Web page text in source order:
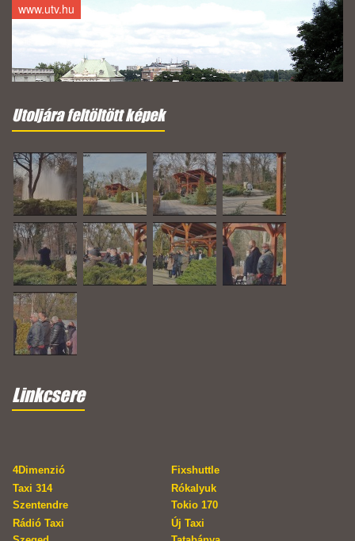
www.utv.hu
Utoljára feltöltött képek
Linkcsere
4Dimenzió
Fixshuttle
Taxi 314
Szentendre
Rókalyuk
Tokio 170
Rádió Taxi
Új Taxi